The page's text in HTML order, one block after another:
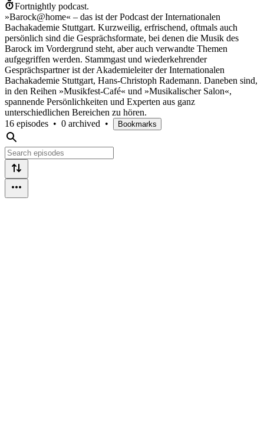
Fortnightly podcast.
»Barock@home« – das ist der Podcast der Internationalen
Bachakademie Stuttgart. Kurzweilig, erfrischend, oftmals auch
persönlich sind die Gesprächsformate, bei denen die Musik des
Barock im Vordergrund steht, aber auch verwandte Themen
aufgegriffen werden. Stammgast und wiederkehrender
Gesprächspartner ist der Akademieleiter der Internationalen
Bachakademie Stuttgart, Hans-Christoph Rademann. Daneben sind,
in den Reihen »Musikfest-Café« und »Musikalischer Salon«,
spannende Persönlichkeiten und Experten aus ganz
unterschiedlichen Bereichen zu hören.
16 episodes • 0 archived • Bookmarks